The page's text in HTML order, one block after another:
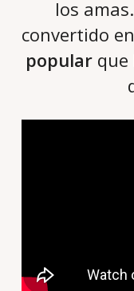
los
convertido
popular